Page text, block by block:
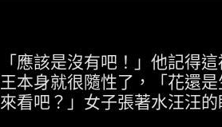
「應該是沒有吧！」他記得
王本身就很隨性了，「花還
來看吧？」女子張著水汪汪